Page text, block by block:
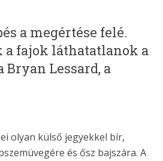
a megértése felé.
a fajok láthatatlanok a
Bryan Lessard, a
olyan külső jegyekkel bír,
és ősz bajszára. A